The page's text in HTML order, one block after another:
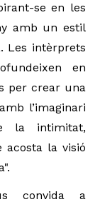
se en les
amb un estil
Les intèrprets
en
per crear una
l’imaginari
la intimitat,
la visió
convida a